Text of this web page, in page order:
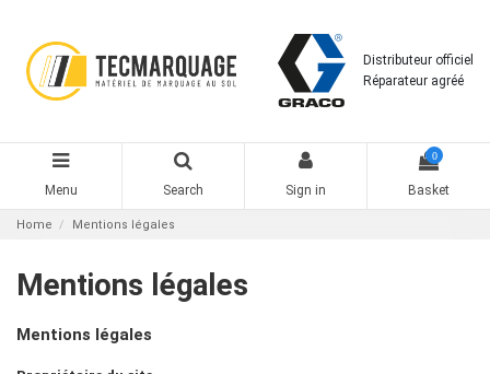
Distributeur officiel
Réparateur agréé
Menu Search Sign in
0
Basket
Home Mentions légales
Mentions légales
Mentions légales